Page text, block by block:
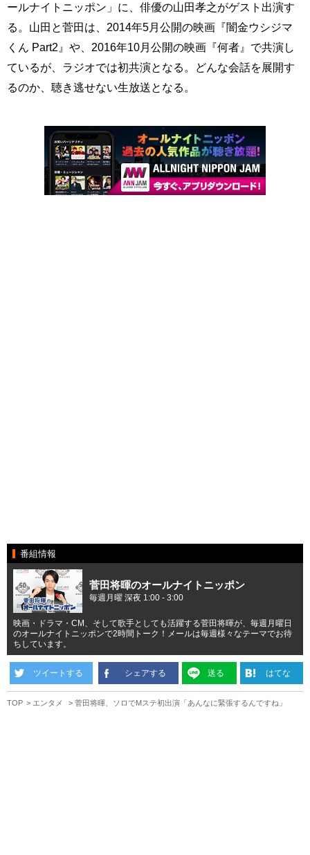
ールナイトニッポン」に、俳優の山田孝之がゲスト出演す
る。山田と菅田は、2014年5月公開の映画『闇金ウシジマ
くん Part2』や、2016年10月公開の映画『何者』で共演し
ているが、ラジオでは初共演となる。どんな会話を展開す
るのか、聴き逃せない生放送となる。
番組情報
菅田将暉のオールナイトニッポン
毎週月曜 深夜 1:00 - 3:00
映画・ドラマ・CM、そして歌手としても活躍する菅田将暉が、毎週月曜日
のオールナイトニッポンで2時間トーク！メールは毎週様々なテーマでお待
ちしています。
ツイートする シェアする 送る はてな
TOP エンタメ 菅田将暉、ソロでMステ初出演「あんなに緊張するんですね」